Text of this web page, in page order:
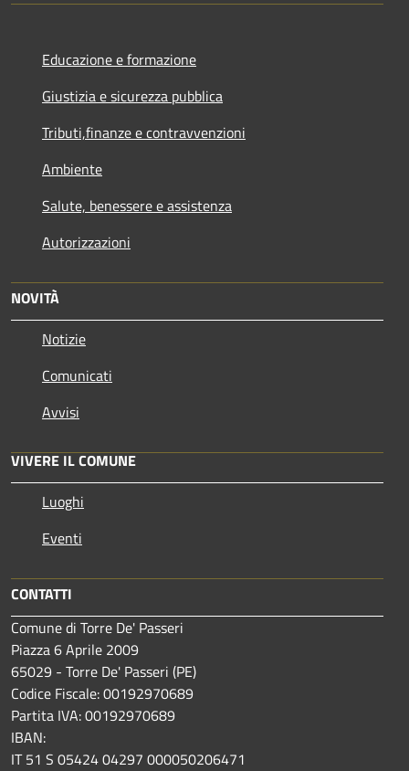
Educazione e formazione
Giustizia e sicurezza pubblica
Tributi,finanze e contravvenzioni
Ambiente
Salute, benessere e assistenza
Autorizzazioni
NOVITÀ
Notizie
Comunicati
Avvisi
VIVERE IL COMUNE
Luoghi
Eventi
CONTATTI
Comune di Torre De' Passeri
Piazza 6 Aprile 2009
65029 - Torre De' Passeri (PE)
Codice Fiscale: 00192970689
Partita IVA: 00192970689
IBAN:
IT 51 S 05424 04297 000050206471